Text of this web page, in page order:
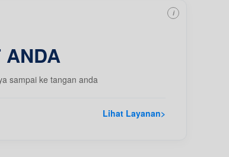
ANDA
sampai ke tangan anda
Lihat Layanan>
i